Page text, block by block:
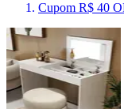
Cupom R$ 40